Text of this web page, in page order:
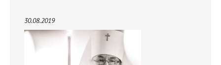
30.08.2019